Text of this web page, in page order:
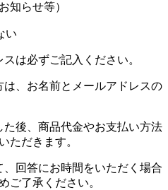
知らせ等）
い
は必ずご記入ください。
、お名前とメールアドレスの
後、商品代金やお支払い方法
ただきます。
回答にお時間をいただく場合
ご了承ください。